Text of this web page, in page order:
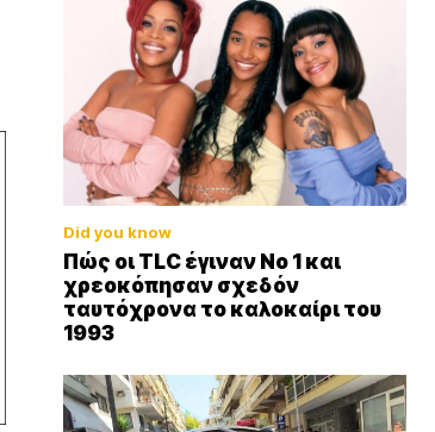
Did you know
Πώς οι TLC έγιναν Νο 1 και
χρεοκόπησαν σχεδόν
ταυτόχρονα το καλοκαίρι του
1993